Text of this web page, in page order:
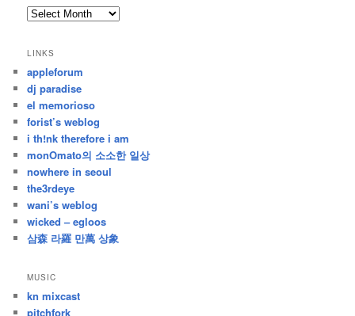
archives
난
글
LINKS
appleforum
dj paradise
el memorioso
forist’s weblog
i th!nk therefore i am
monOmato의 소소한 일상
nowhere in seoul
the3rdeye
wani’s weblog
wicked – egloos
삼森 라羅 만萬 상象
MUSIC
kn mixcast
pitchfork